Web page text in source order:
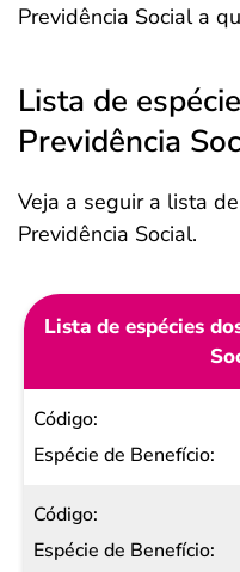
Previdência Social a
Lista de
Previdência
Veja a seguir a lista
Previdência Social.
Lista de espécies
Código
Espécie
Benefício